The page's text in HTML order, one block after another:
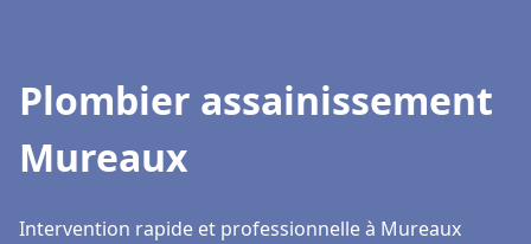
Plombier assainissement
Mureaux
Intervention rapide et professionnelle à Mureaux